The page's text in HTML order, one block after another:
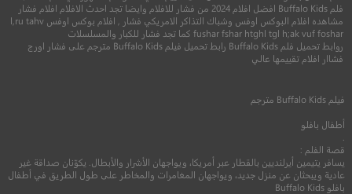
5.6
فلم Buffalo Kids افضل افلام 2024 من فشار للافلام وايضا تجد احدث الافلام افلام فشار
مشاهده افلام البوكس اوفس وشباك التذاكر الامريكي فشار , افلام بوكس اوفس l,ru tahv
fushar fshar htghl tgl h;ak vuf foshar كما تجد فشار للكبار والمسلسلات
روابط تحميل فلم Buffalo Kids رابط تحميل فيلم Buffalo Kids مترجم على فشار اورج
فشاار افلام تقييمها عالي
فيلم Buffalo Kids مترجم
أطفال بافلو
قصة الفلم :
يسافر يتيمين أيرلنديين بالقطار عبر أمريكا، ويواجهان الأشرار والأبطال. يكوّنان صداقة غير
عادية ويبحثان عن منزل جديد، ويواجهان المغامرات والمخاطر على طول الطريق في أطفال
بافلو Buffalo Kids